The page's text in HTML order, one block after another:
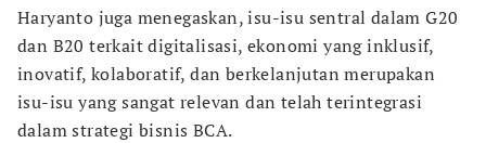
Haryanto juga menegaskan, isu-isu sentral dalam G20
dan B20 terkait digitalisasi, ekonomi yang inklusif,
inovatif, kolaboratif, dan berkelanjutan merupakan
isu-isu yang sangat relevan dan telah terintegrasi
dalam strategi bisnis BCA.